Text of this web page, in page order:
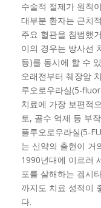
수술적 절제가 원칙
대부분 환자는 근치
주요 혈관을 침범했
이의 경우는 방사선
등)를 동시에 할 수
오래전부터 췌장암
루오로우라실(5-
치료에 가장 보편적
토, 골수 억제 등 부
플루오로우라실(5-
는 신약의 출현이 거
1990년대에 이르러
포를 살해하는 겜시
까지도 치료 성적이
다.